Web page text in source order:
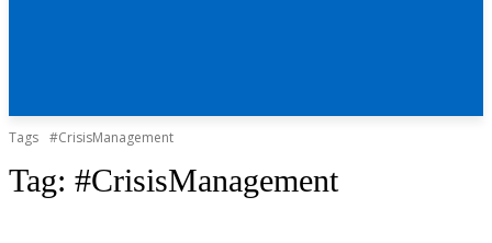
Tags #CrisisManagement
Tag: #CrisisManagement